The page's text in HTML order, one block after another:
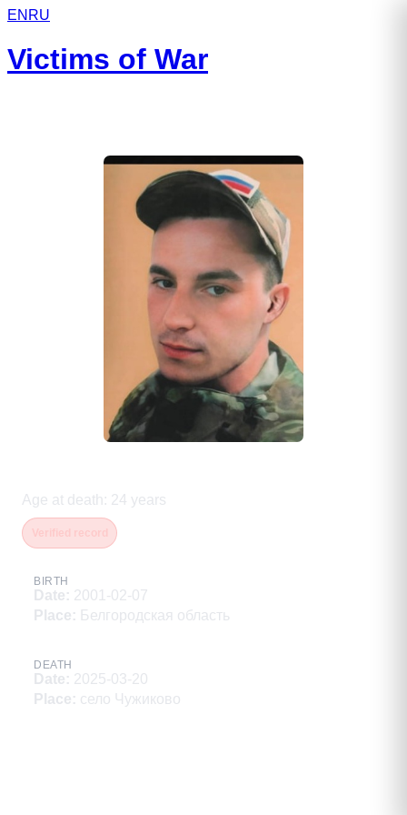
EN RU
Victims of War
Age at death : 24 years
BIRTH
Date: 2001-02-07
Place: Белгородская область
DEATH
Date: 2025-03-20
Place: село Чужиково